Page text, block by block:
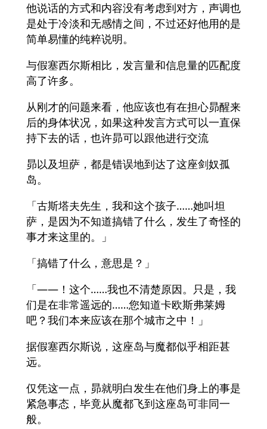
他说话的方式和内容没有考虑到对方，声调也
是处于冷淡和无感情之间，不过还好他用的是
简单易懂的纯粹说明。
与假塞西尔斯相比，发言量和信息量的匹配度
高了许多。
从刚才的问题来看，他应该也有在担心昴醒来
后的身体状况，如果这种发言方式可以一直保
持下去的话，也许昴可以跟他进行交流
昴以及坦萨，都是错误地到达了这座剑奴孤
岛。
「古斯塔夫先生，我和这个孩子……她叫坦
萨，是因为不知道搞错了什么，发生了奇怪的
事才来这里的。」
「搞错了什么，意思是？」
「――！这个……我也不清楚原因。只是，我
们是在非常遥远的……您知道卡欧斯弗莱姆
吧？我们本来应该在那个城市之中！」
据假塞西尔斯说，这座岛与魔都似乎相距甚
远。
仅凭这一点，昴就明白发生在他们身上的事是
紧急事态，毕竟从魔都飞到这座岛可非同一
般。